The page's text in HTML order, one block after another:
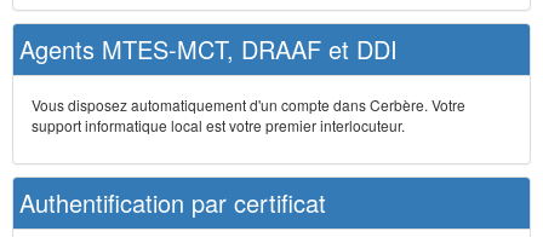
Agents MTES-MCT, DRAAF et DDI
Vous disposez automatiquement d'un compte dans Cerbère. Votre
support informatique local est votre premier interlocuteur.
Authentification par certificat